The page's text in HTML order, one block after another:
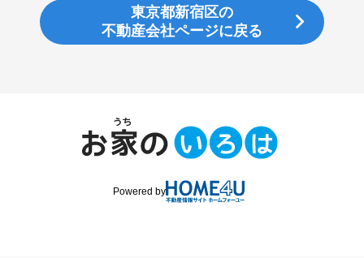
東京都新宿区の
不動産会社ページに戻る
Powered by